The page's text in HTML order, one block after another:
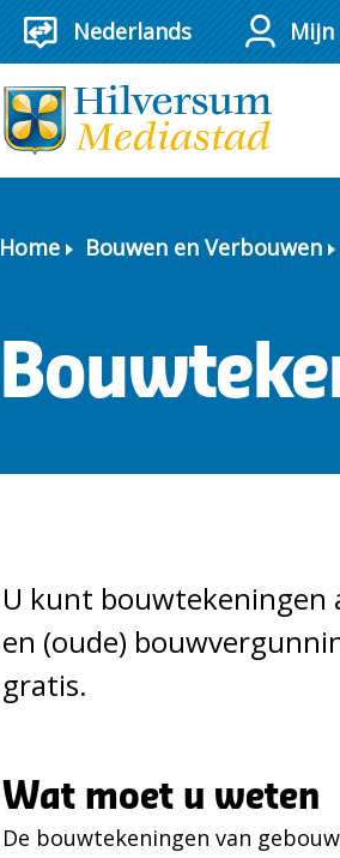
Home Bouwen en Verbouwen
U kunt bouwtekeningen
en (oude)
gratis.
Wat moet u weten
De bouwtekeningen van